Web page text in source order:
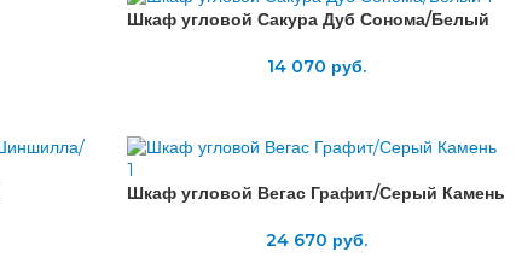
Шкаф угловой Сакура Дуб Сонома/Белый
14 070 руб.
Шкаф угловой Вегас Графит/Серый Камень
24 670 руб.